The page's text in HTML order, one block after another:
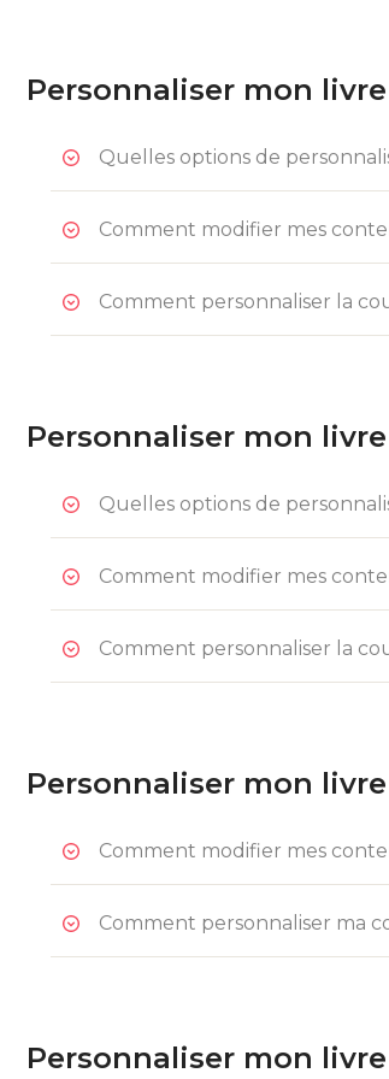
Personnaliser mon
Quelles options de
Comment modifier mes
Comment personnaliser la
Personnaliser mon
Quelles options de
Comment modifier mes
Comment personnaliser la
Personnaliser mon
Comment modifier mes
Comment personnaliser ma
Personnaliser mon livre